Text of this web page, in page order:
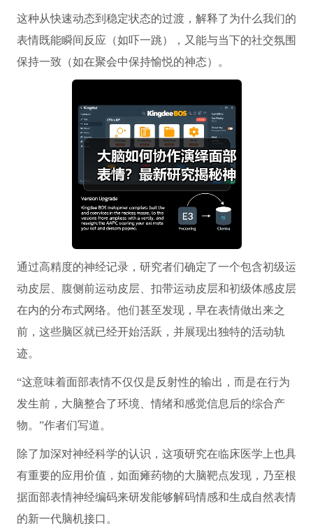
这种从快速动态到稳定状态的过渡，解释了为什么我们的
表情既能瞬间反应（如吓一跳），又能与当下的社交氛围
保持一致（如在聚会中保持愉悦的神态）。
通过高精度的神经记录，研究者们确定了一个包含初级运
动皮层、腹侧前运动皮层、扣带运动皮层和初级体感皮层
在内的分布式网络。他们甚至发现，早在表情做出来之
前，这些脑区就已经开始活跃，并展现出独特的活动轨
迹。
“这意味着面部表情不仅仅是反射性的输出，而是在行为
发生前，大脑整合了环境、情绪和感觉信息后的综合产
物。”作者们写道。
除了加深对神经科学的认识，这项研究在临床医学上也具
有重要的应用价值，如面瘫药物的大脑靶点发现，乃至根
据面部表情神经编码来研发能够解码情感和生成自然表情
的新一代脑机接口。